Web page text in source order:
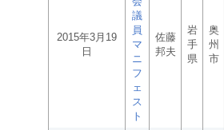
2015年3月19
日
議
員
マ
ニ
フ
ェ
ス
ト
佐藤
邦夫
岩
手
県
奥
州
市